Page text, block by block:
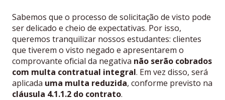
Sabemos que o processo de solicitação de visto pode
ser delicado e cheio de expectativas. Por isso,
queremos tranquilizar nossos estudantes: clientes
que tiverem o visto negado e apresentarem o
comprovante oficial da negativa não serão cobrados
com multa contratual integral. Em vez disso, será
aplicada uma multa reduzida, conforme previsto na
cláusula 4.1.1.2 do contrato.